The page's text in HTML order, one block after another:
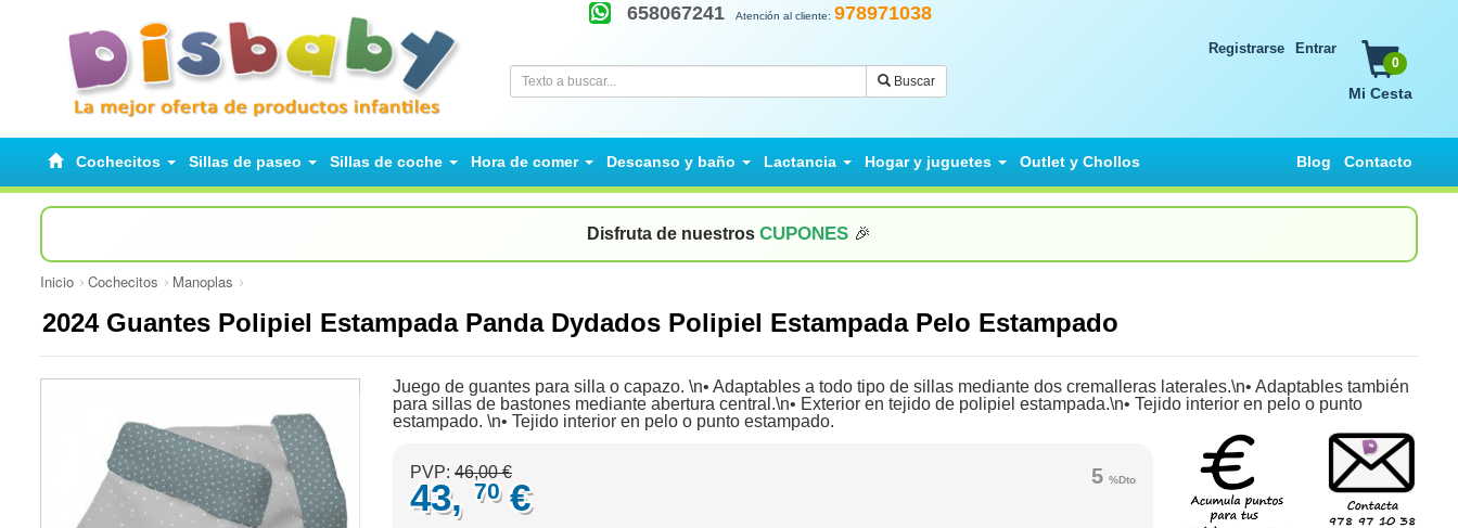
Atención al cliente: 978971038
658067241
Buscar
0
Mi Cesta
Registrarse Entrar
Cochecitos Sillas de paseo Sillas de coche Hora de comer Descanso y baño Lactancia Hogar y juguetes Outlet y Chollos Contacto
Blog
Disfruta de nuestros CUPONES 🎉
Inicio Cochecitos Manoplas
2024 Guantes Polipiel Estampada Panda Dydados Polipiel Estampada Pelo Estampado
Juego de guantes para silla o capazo. \n• Adaptables a todo tipo de sillas mediante dos cremalleras laterales.\n• Adaptables también
para sillas de bastones mediante abertura central.\n• Exterior en tejido de polipiel estampada.\n• Tejido interior en pelo o punto
estampado. \n• Tejido interior en pelo o punto estampado.
5 %Dto
PVP: 46,00 €
43, 70 €